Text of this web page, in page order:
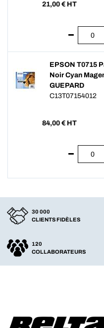
21,00 € HT
EPSON T0715
Noir Cyan
GUEPARD
C13T07154012
84,00 € HT
30 000
CLIENTS FIDÈLES
120
COLLABORATEURS